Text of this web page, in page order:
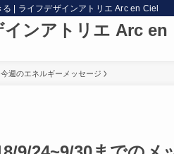
る | ライフデザインアトリエ Arc en Ciel
インアトリエ Arc en
今週のエネルギーメッセージ